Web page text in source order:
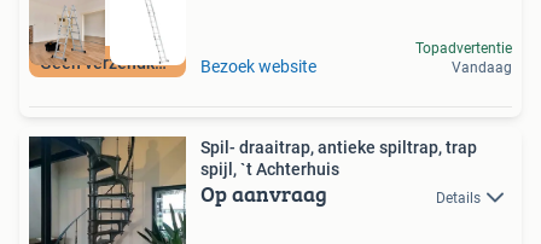
Geen verzendkosten Bezoek website
Topadvertentie
Vandaag
Spil- draaitrap, antieke spiltrap, trap
spijl, `t Achterhuis
Op aanvraag Details